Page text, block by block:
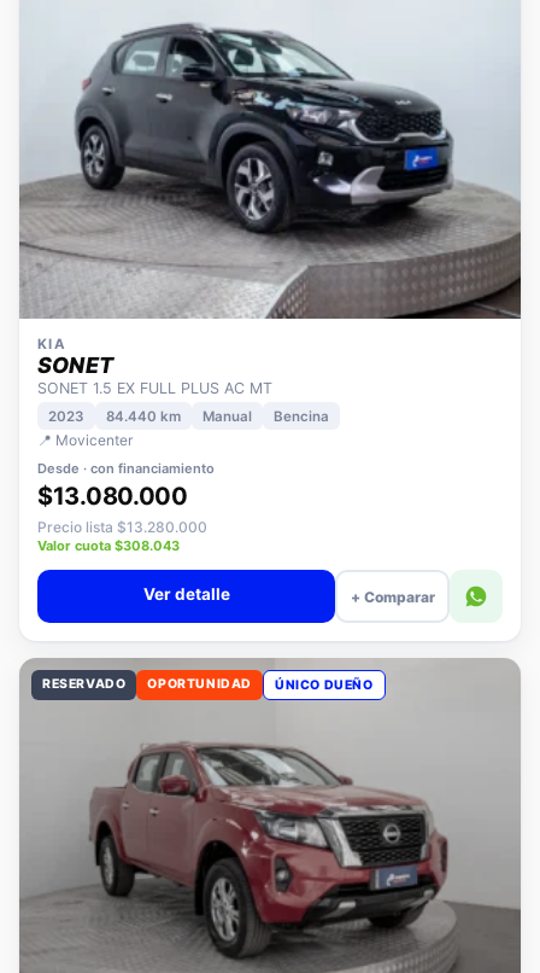
KIA
SONET
SONET 1.5 EX FULL PLUS AC MT
2023 84.440 km
📍 Movicenter
Desde · con financiamiento
$13.080.000
Precio lista $13.280.000
Valor cuota $308.043
+ Comparar
RESERVADO OPORTUNIDAD